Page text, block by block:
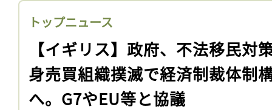
トップニュース
【イギリス】政府、不法移民対
身売買組織撲滅で経済制裁体制
へ。G7やEU等と協議